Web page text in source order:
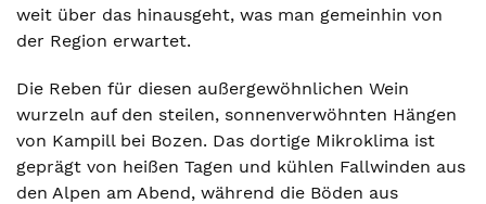
weit über das hinausgeht, was man gemeinhin von
der Region erwartet.
Die Reben für diesen außergewöhnlichen Wein
wurzeln auf den steilen, sonnenverwöhnten Hängen
von Kampill bei Bozen. Das dortige Mikroklima ist
geprägt von heißen Tagen und kühlen Fallwinden aus
den Alpen am Abend, während die Böden aus